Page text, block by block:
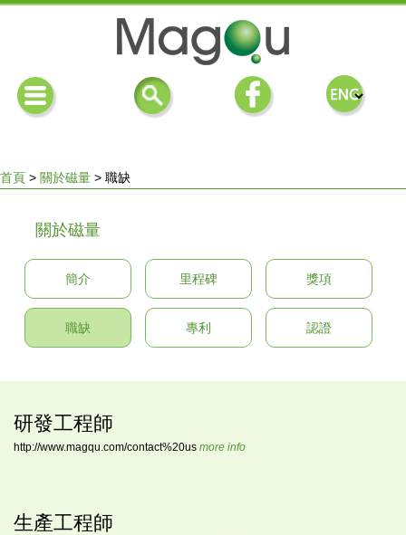
首頁 > 關於磁量 > 職缺
關於磁量
簡介 里程碑 獎項
職缺 專利 認證
研發工程師
http://www.magqu.com/contact%20us more info
生產工程師